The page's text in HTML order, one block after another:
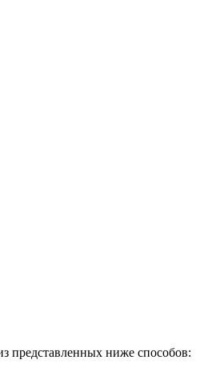
представленных ниже способов: